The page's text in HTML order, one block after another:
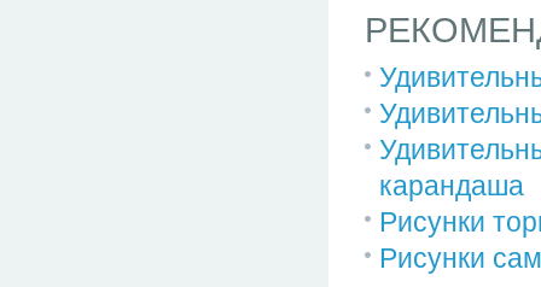
карандаша
Рисунки
Рисунки